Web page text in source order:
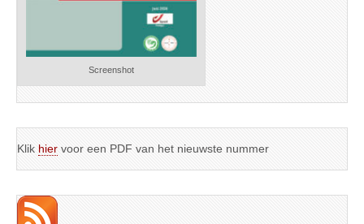
Screenshot
Klik hier voor een PDF van het nieuwste nummer